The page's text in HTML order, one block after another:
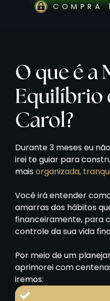
COMPRA
O que é a
Equilíbrio
Carol?
Durante 3 meses eu
irei te guiar para
maisorganizada,
Você irá entender
amarras dos hábitos
financeiramente, para
controle da sua vida
Por meio de um
aprimorei com
iremos: